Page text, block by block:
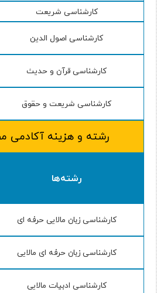
کارشناسی شریعت
کارشناسی اصول الدین
کارشناسی قرآن و حدیث
کارشناسی شریعت و حقوق
رشته و هزینه آکادمی
رشته‌ها
کارشناسی زبان مالایی حرفه ای
کارشناسی زبان حرفه ای مالایی
کارشناسی ادبیات مالایی